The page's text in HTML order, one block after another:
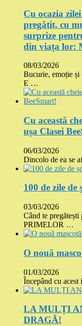
Cu ocazia
pregătit, cu
surprize
din viața lor:
08/03/2026
Bucurie, emoție
E …
Cu această
ușa Clasei
06/03/2026
Dincolo de ea se
100 de zile de
03/03/2026
Când te
PRIMELOR …
O nouă
01/03/2026
Începând cu
LA MULȚI
DRAGĂ!